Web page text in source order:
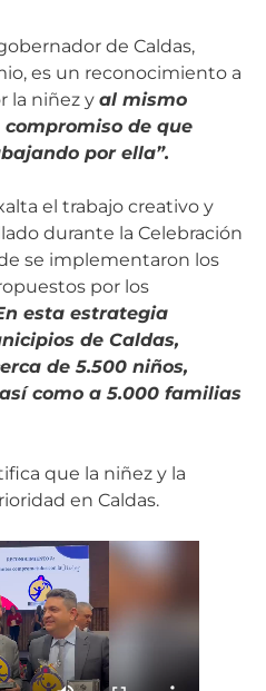
de Caldas,
es un reconocimiento a
la niñez y al mismo
de que
por ella”.
el trabajo creativo y
durante la Celebración
se implementaron los
por los
esta estrategia
de Caldas,
de 5.500 niños,
como a 5.000 familias
que la niñez y la
en Caldas.